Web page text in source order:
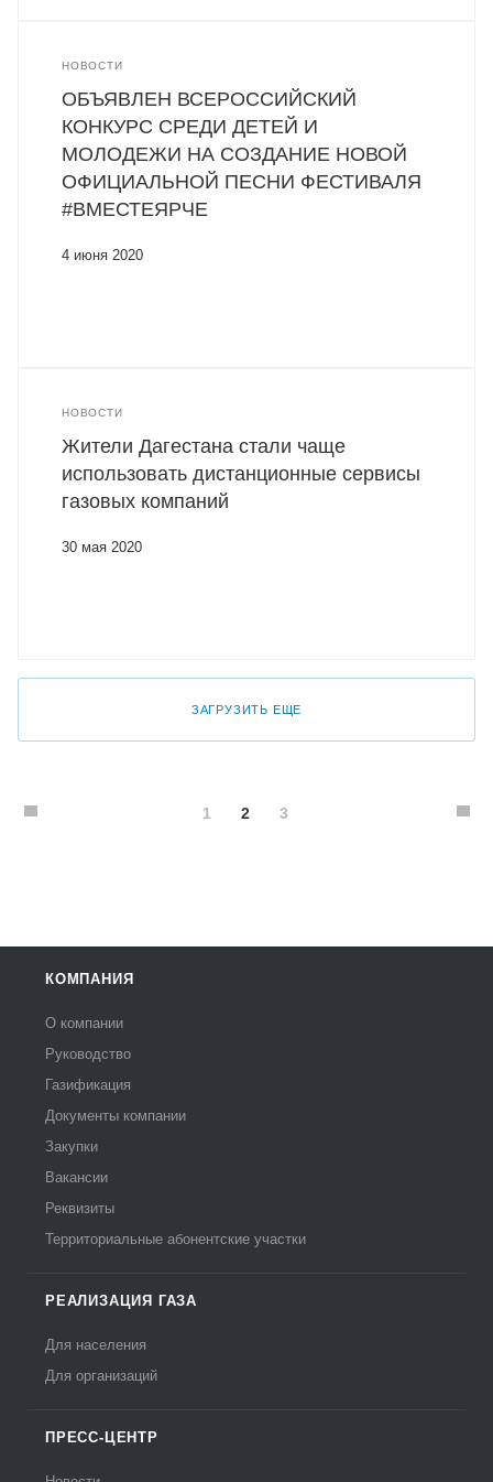
НОВОСТИ
ОБЪЯВЛЕН ВСЕРОССИЙСКИЙ
КОНКУРС СРЕДИ ДЕТЕЙ И
МОЛОДЕЖИ НА СОЗДАНИЕ НОВОЙ
ОФИЦИАЛЬНОЙ ПЕСНИ ФЕСТИВАЛЯ
#ВМЕСТЕЯРЧЕ
4 июня 2020
НОВОСТИ
Жители Дагестана стали чаще
использовать дистанционные сервисы
газовых компаний
30 мая 2020
ЗАГРУЗИТЬ ЕЩЕ
1 2 3
КОМПАНИЯ
О компании
Руководство
Газификация
Документы компании
Закупки
Вакансии
Реквизиты
Территориальные абонентские участки
РЕАЛИЗАЦИЯ ГАЗА
Для населения
Для организаций
ПРЕСС-ЦЕНТР